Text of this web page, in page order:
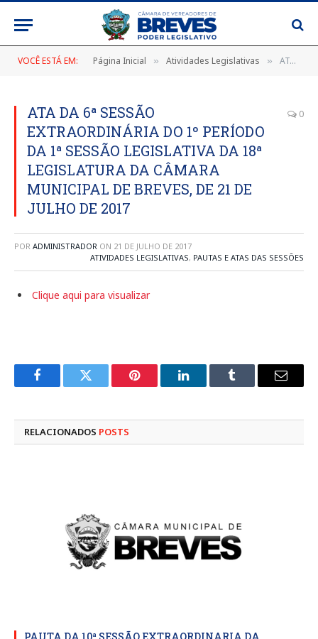
VOCÊ ESTÁ EM: Página Inicial » Atividades Legislativas » ATA DA 6ª SESSÃO EXTRAORDINÁRIA DO 1º PERÍODO DA 1ª SESSÃO LEGISLATIVA DA 18ª LEGISLATURA DA CÂMARA MUNICIPAL DE BREVES, DE 21 DE JULHO DE 2017
ATA DA 6ª SESSÃO
EXTRAORDINÁRIA DO 1º PERÍODO
DA 1ª SESSÃO LEGISLATIVA DA 18ª
LEGISLATURA DA CÂMARA
MUNICIPAL DE BREVES, DE 21 DE
JULHO DE 2017
0
POR ADMINISTRADOR ON 21 DE JULHO DE 2017
ATIVIDADES LEGISLATIVAS, PAUTAS E ATAS DAS SESSÕES
Clique aqui para visualizar
FacebookTwitter Pinterest LinkedInTumblr
E-
RELACIONADOS POSTS
PAUTA DA 10ª SESSÃO EXTRAORDINARIA DA